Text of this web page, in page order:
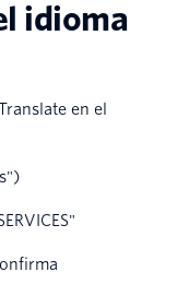
idioma
en el